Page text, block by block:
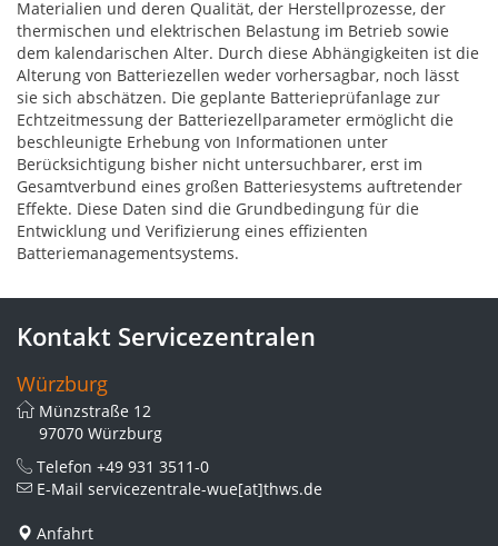
Materialien und deren Qualität, der Herstellprozesse, der
thermischen und elektrischen Belastung im Betrieb sowie
dem kalendarischen Alter. Durch diese Abhängigkeiten ist die
Alterung von Batteriezellen weder vorhersagbar, noch lässt
sie sich abschätzen. Die geplante Batterieprüfanlage zur
Echtzeitmessung der Batteriezellparameter ermöglicht die
beschleunigte Erhebung von Informationen unter
Berücksichtigung bisher nicht untersuchbarer, erst im
Gesamtverbund eines großen Batteriesystems auftretender
Effekte. Diese Daten sind die Grundbedingung für die
Entwicklung und Verifizierung eines effizienten
Batteriemanagementsystems.
Kontakt Servicezentralen
Würzburg
Münzstraße 12
97070 Würzburg
Telefon +49 931 3511-0
E-Mail servicezentrale-wue[at]thws.de
Anfahrt